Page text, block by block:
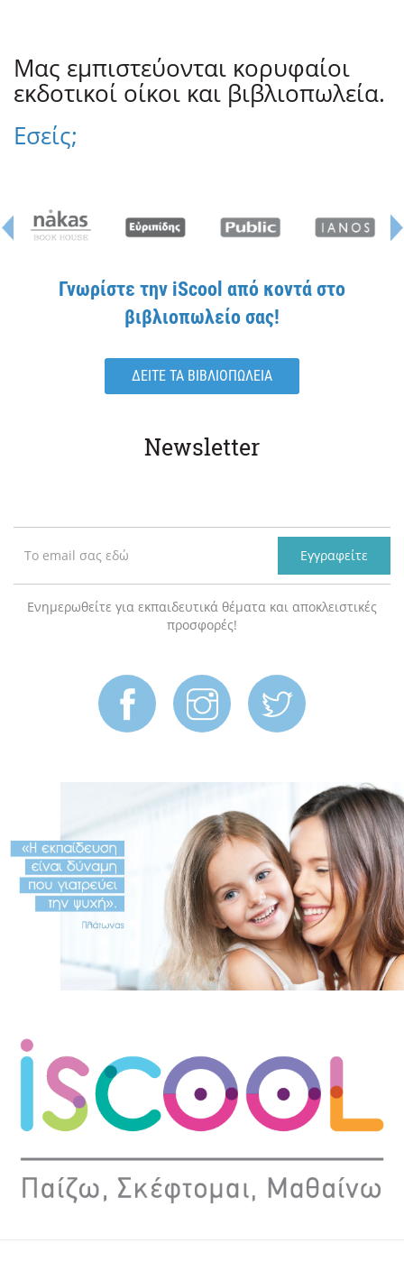
Μας εμπιστεύονται κορυφαίοι
εκδοτικοί οίκοι και βιβλιοπωλεία.
Εσείς;
Γνωρίστε την iScool από κοντά στο
βιβλιοπωλείο σας!
ΔΕΙΤΕ ΤΑ ΒΙΒΛΙΟΠΩΛΕΙΑ
Newsletter
Εγγραφείτε
Ενημερωθείτε για εκπαιδευτικά θέματα και αποκλειστικές
προσφορές!